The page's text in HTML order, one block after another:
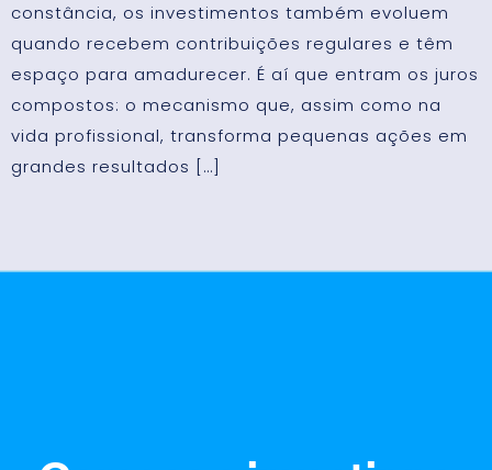
constância, os investimentos também evoluem
quando recebem contribuições regulares e têm
espaço para amadurecer. É aí que entram os juros
compostos: o mecanismo que, assim como na
vida profissional, transforma pequenas ações em
grandes resultados […]